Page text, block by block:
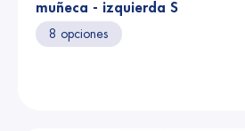
muñeca - izquierda S
8 opciones